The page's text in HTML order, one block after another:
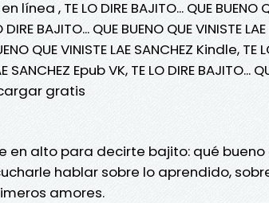
línea , TE LO DIRE BAJITO... QUE BUENO
BAJITO... QUE BUENO QUE VINISTE
QUE VINISTE LAE SANCHEZ Kindle, TE
SANCHEZ Epub VK, TE LO DIRE BAJITO...
gratis
en alto para decirte bajito: qué bueno
hablar sobre lo aprendido,
amores.